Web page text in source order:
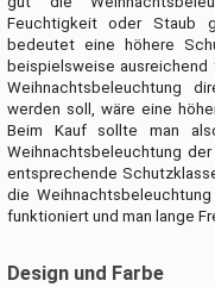
Feuchtigkeit oder Staub
bedeutet eine höhere
beispielsweise
Weihnachtsbeleuchtung
werden soll, wäre eine
Beim Kauf sollte man
Weihnachtsbeleuchtung
entsprechende
die
funktioniert und man lange
Design und Farbe